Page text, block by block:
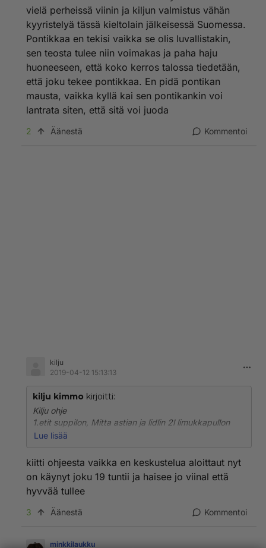
vielä perheissä viinin ja kiljun valmistus vähän
kyyristelyä tässä kieltolain jälkeisessä Suomessa.
Pontikkaa en tekisi vaikka se olis luvallistakin,
sen teosta tulee niin voimakas ja paha haju
huoneeseen, että koko kerros talossa tiedetään,
että joku tekee pontikkaa. En pidä pontikan
mausta, vaikka kyllä kai sen pontikankin voi
lantrata siten, että sitä voi juoda
2 Äänestä Kommentoi
kilju
2019-04-12 15:13:13
kilju kimmo kirjoitti:
Kilju ohje
1.etit suppilon, Mitta astian ja lidlin 2l limukkapullon
sitkans peset sen hyvin.
ottaa pois tai laittaa raolleen)
2. hankit 1.5/1.9l vettä,3dl suggar, 1tl pikahiivaa.
veden määrän mukaan muut aineet suhteessa
perusohjeeseen
3. kaada pulloon 3desii sokerii, sitte lurautat päälle
kiehuva vettä sen verran että sokeri liukenee kuumaan
Lue lisää
kiitti ohjeesta vaikka en keskustelua aloittaut nyt
on käynyt joku 19 tuntii ja haisee jo viinal että
hyvvää tullee
3 Äänestä Kommentoi
minkkilaukku